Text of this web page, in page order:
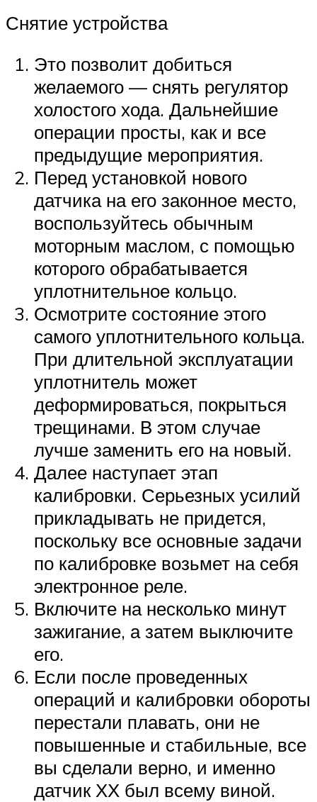
Снятие устройства
Это позволит добиться
желаемого — снять регулятор
холостого хода. Дальнейшие
операции просты, как и все
предыдущие мероприятия.
Перед установкой нового
датчика на его законное место,
воспользуйтесь обычным
моторным маслом, с помощью
которого обрабатывается
уплотнительное кольцо.
Осмотрите состояние этого
самого уплотнительного кольца.
При длительной эксплуатации
уплотнитель может
деформироваться, покрыться
трещинами. В этом случае
лучше заменить его на новый.
Далее наступает этап
калибровки. Серьезных усилий
прикладывать не придется,
поскольку все основные задачи
по калибровке возьмет на себя
электронное реле.
Включите на несколько минут
зажигание, а затем выключите
его.
Если после проведенных
операций и калибровки обороты
перестали плавать, они не
повышенные и стабильные, все
вы сделали верно, и именно
датчик ХХ был всему виной.